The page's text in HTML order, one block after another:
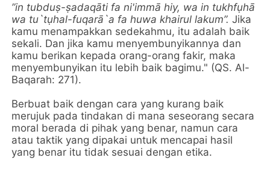
”in tubduṣ-ṣadaqāti fa ni'immā hiy, wa in tukhfụhā
wa tu`tụhal-fuqarā`a fa huwa khairul lakum”. Jika
kamu menampakkan sedekahmu, itu adalah baik
sekali. Dan jika kamu menyembunyikannya dan
kamu berikan kepada orang-orang fakir, maka
menyembunyikan itu lebih baik bagimu." (QS. Al-
Baqarah: 271).
Berbuat baik dengan cara yang kurang baik
merujuk pada tindakan di mana seseorang secara
moral berada di pihak yang benar, namun cara
atau taktik yang dipakai untuk mencapai hasil
yang benar itu tidak sesuai dengan etika.